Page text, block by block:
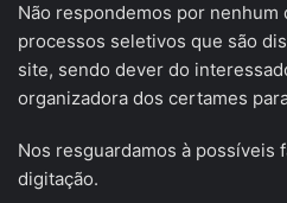
Não respondemos por nenhum
processos seletivos que são
site, sendo dever do
organizadora dos certames
Nos resguardamos à possíveis
digitação.